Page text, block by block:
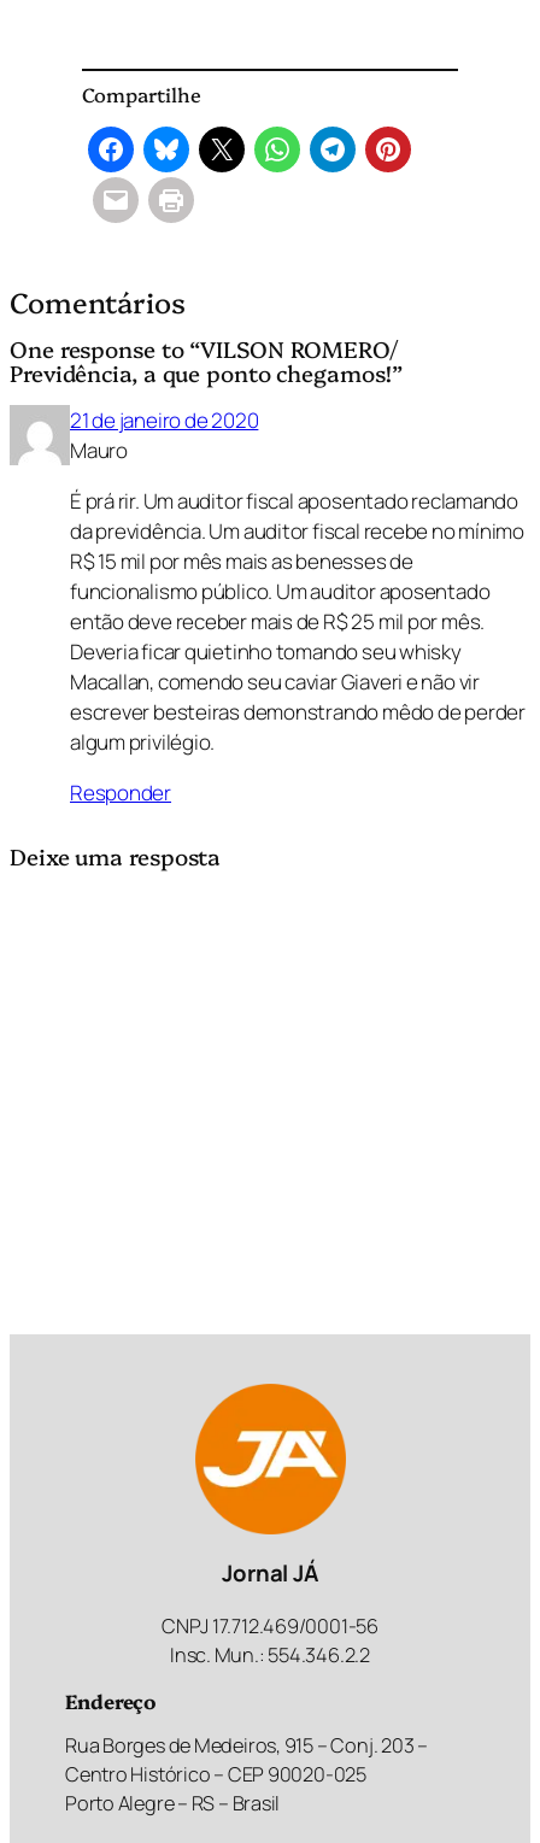
Compartilhe
Comentários
One response to “VILSON ROMERO/
Previdência, a que ponto chegamos!”
21 de janeiro de 2020
Mauro
É prá rir. Um auditor fiscal aposentado reclamando
da previdência. Um auditor fiscal recebe no mínimo
R$ 15 mil por mês mais as benesses de
funcionalismo público. Um auditor aposentado
então deve receber mais de R$ 25 mil por mês.
Deveria ficar quietinho tomando seu whisky
Macallan, comendo seu caviar Giaveri e não vir
escrever besteiras demonstrando mêdo de perder
algum privilégio.
Responder
Deixe uma resposta
Jornal JÁ
CNPJ 17.712.469/0001-56
Insc. Mun.: 554.346.2.2
Endereço
Rua Borges de Medeiros, 915 – Conj. 203 –
Centro Histórico – CEP 90020-025
Porto Alegre – RS – Brasil